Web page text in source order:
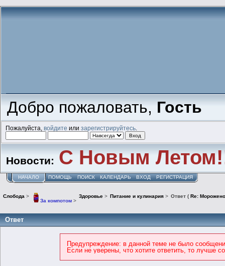
Добро пожаловать,Гость
Пожалуйста,войдите илизарегистрируйтесь
Новости: С Новым
НАЧАЛО ПОМОЩЬ ПОИСК КАЛЕНДАРЬ ВХОД РЕГИСТРАЦИЯ
Слобода >
За компотом>
Здоровье> Питание и кулинария> Ответ (Re:
Ответ
Предупреждение: в данной теме не было
Если не уверены, что хотите ответить, то лучше